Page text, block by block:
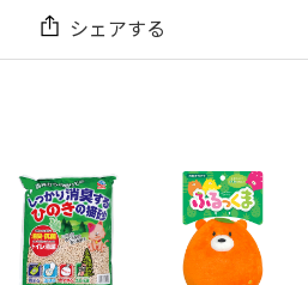
シェアする